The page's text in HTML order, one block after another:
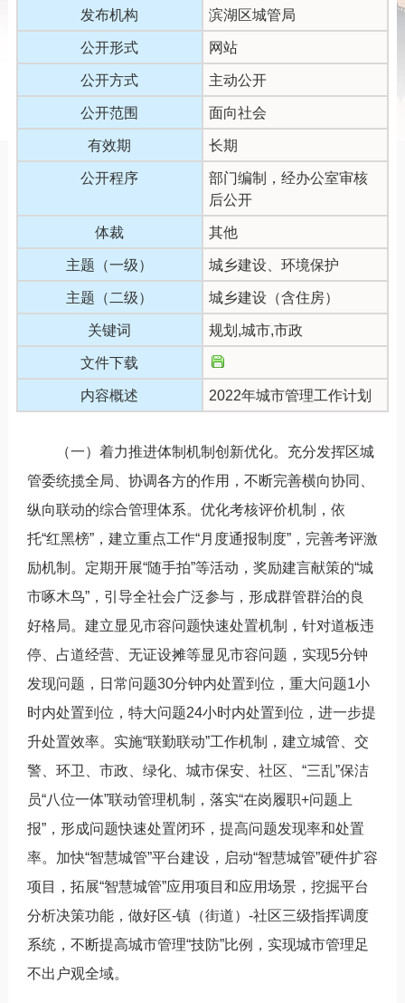
发布机构 滨湖区城管局
公开形式 网站
公开方式 主动公开
公开范围 面向社会
有效期 长期
公开程序
部门编制，经办公室审核
后公开
体裁 其他
主题（一级） 城乡建设、环境保护
主题（二级） 城乡建设（含住房）
关键词 规划,城市,市政
文件下载
内容概述 2022年城市管理工作计划
（一）着力推进体制机制创新优化。充分发挥区城
管委统揽全局、协调各方的作用，不断完善横向协同、
纵向联动的综合管理体系。优化考核评价机制，依
托“红黑榜”，建立重点工作“月度通报制度”，完善考评激
励机制。定期开展“随手拍”等活动，奖励建言献策的“城
市啄木鸟”，引导全社会广泛参与，形成群管群治的良
好格局。建立显见市容问题快速处置机制，针对道板违
停、占道经营、无证设摊等显见市容问题，实现5分钟
发现问题，日常问题30分钟内处置到位，重大问题1小
时内处置到位，特大问题24小时内处置到位，进一步提
升处置效率。实施“联勤联动”工作机制，建立城管、交
警、环卫、市政、绿化、城市保安、社区、“三乱”保洁
员“八位一体”联动管理机制，落实“在岗履职+问题上
报”，形成问题快速处置闭环，提高问题发现率和处置
率。加快“智慧城管”平台建设，启动“智慧城管”硬件扩容
项目，拓展“智慧城管”应用项目和应用场景，挖掘平台
分析决策功能，做好区-镇（街道）-社区三级指挥调度
系统，不断提高城市管理“技防”比例，实现城市管理足
不出户观全域。